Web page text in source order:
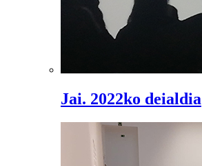
Jai. 2022ko deialdia